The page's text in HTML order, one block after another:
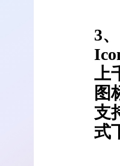
3、
上
图
支
式